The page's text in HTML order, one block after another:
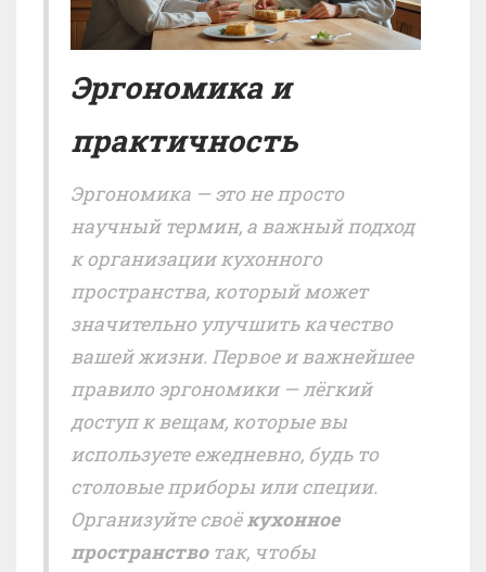
Эргономика и
практичность
Эргономика — это не просто
научный термин, а важный подход
к организации кухонного
пространства, который может
значительно улучшить качество
вашей жизни. Первое и важнейшее
правило эргономики — лёгкий
доступ к вещам, которые вы
используете ежедневно, будь то
столовые приборы или специи.
Организуйте своёкухонное
пространствотак, чтобы